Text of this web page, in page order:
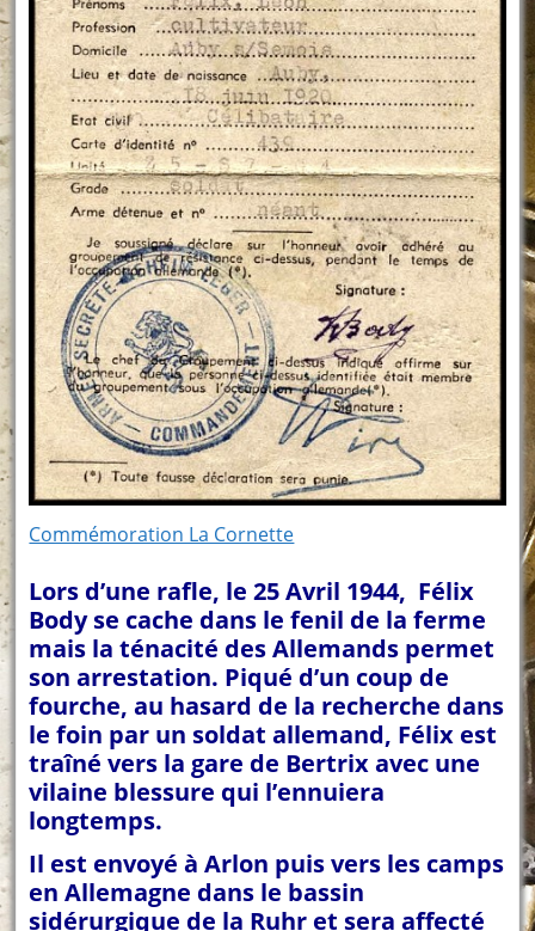
Commémoration La Cornette
Lors d’une rafle, le 25 Avril 1944, Félix
Body se cache dans le fenil de la ferme
mais la ténacité des Allemands permet
son arrestation. Piqué d’un coup de
fourche, au hasard de la recherche dans
le foin par un soldat allemand, Félix est
traîné vers la gare de Bertrix avec une
vilaine blessure qui l’ennuiera
longtemps.
Il est envoyé à Arlon puis vers les camps
en Allemagne dans le bassin
sidérurgique de la Ruhr et sera affecté